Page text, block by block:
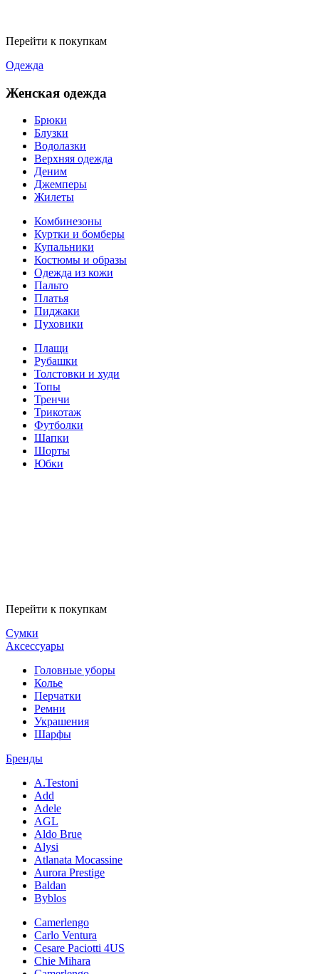
Перейти к покупкам
Одежда
Женская одежда
Брюки
Блузки
Водолазки
Верхняя одежда
Деним
Джемперы
Жилеты
Комбинезоны
Куртки и бомберы
Купальники
Костюмы и образы
Одежда из кожи
Пальто
Платья
Пиджаки
Пуховики
Плащи
Рубашки
Толстовки и худи
Топы
Тренчи
Трикотаж
Футболки
Шапки
Шорты
Юбки
Перейти к покупкам
Сумки
Аксессуары
Головные уборы
Колье
Перчатки
Ремни
Украшения
Шарфы
Бренды
A.Testoni
Add
Adele
AGL
Aldo Brue
Alysi
Atlanata Mocassine
Aurora Prestige
Baldan
Byblos
Camerlengo
Carlo Ventura
Cesare Paciotti 4US
Chie Mihara